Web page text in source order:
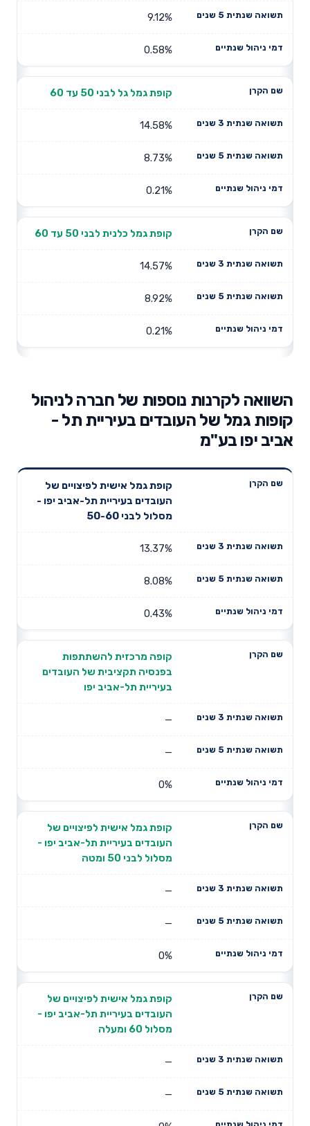
9.12%
0.58%
קופת גמל גל לבני 50 עד 60
14.58%
8.73%
0.21%
קופת גמל כלנית לבני 50 עד 60
14.57%
8.92%
0.21%
השוואה לקרנות נוספות של חברה לניהול
קופות גמל של העובדים בעיריית תל -
אביב יפו בע"מ
שנתית 3
תשואה
שנתית 5
שנים
דמי ניהול
שנתיים
קופת גמל אישית לפיצויים של
העובדים בעיריית תל-אביב יפו -
מסלול לבני 50-60
13.37%
8.08%
0.43%
קופה מרכזית להשתתפות
בפנסיה תקציבית של העובדים
בעיריית תל-אביב יפו
—
—
0%
קופת גמל אישית לפיצויים של
העובדים בעיריית תל-אביב יפו -
מסלול לבני 50 ומטה
—
—
0%
קופת גמל אישית לפיצויים של
העובדים בעיריית תל-אביב יפו -
מסלול 60 ומעלה
—
—